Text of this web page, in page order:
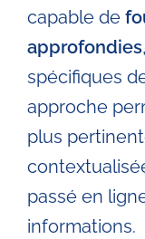
capable de
approfondies
spécifiques
approche
plus
passé en
informations.